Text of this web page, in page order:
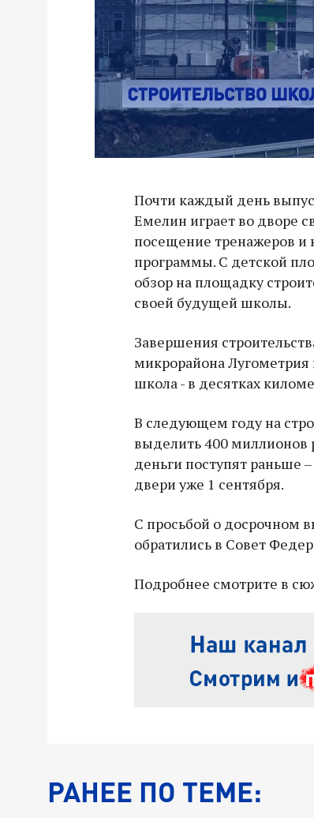
Почти каждый день
Емелин играет во дворе
посещение тренажеров и
программы. С детской
обзор на площадку
своей будущей школы.
Завершения
микрорайона
школа - в десятках
В следующем году на
выделить 400 миллионов
деньги поступят раньше
двери уже 1 сентября.
С просьбой о досрочном
обратились в Совет
Подробнее смотрите в
РАНЕЕ ПО ТЕМЕ: